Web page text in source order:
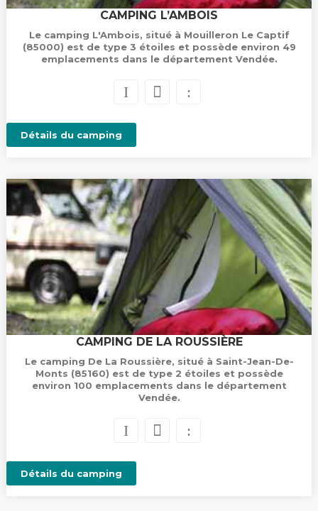
CAMPING L’AMBOIS
Le camping L'Ambois, situé à Mouilleron Le Captif
(85000) est de type 3 étoiles et possède environ 49
emplacements dans le département Vendée.
Détails du camping
CAMPING DE LA ROUSSIÈRE
Le camping De La Roussière, situé à Saint-Jean-De-
Monts (85160) est de type 2 étoiles et possède
environ 100 emplacements dans le département
Vendée.
Détails du camping